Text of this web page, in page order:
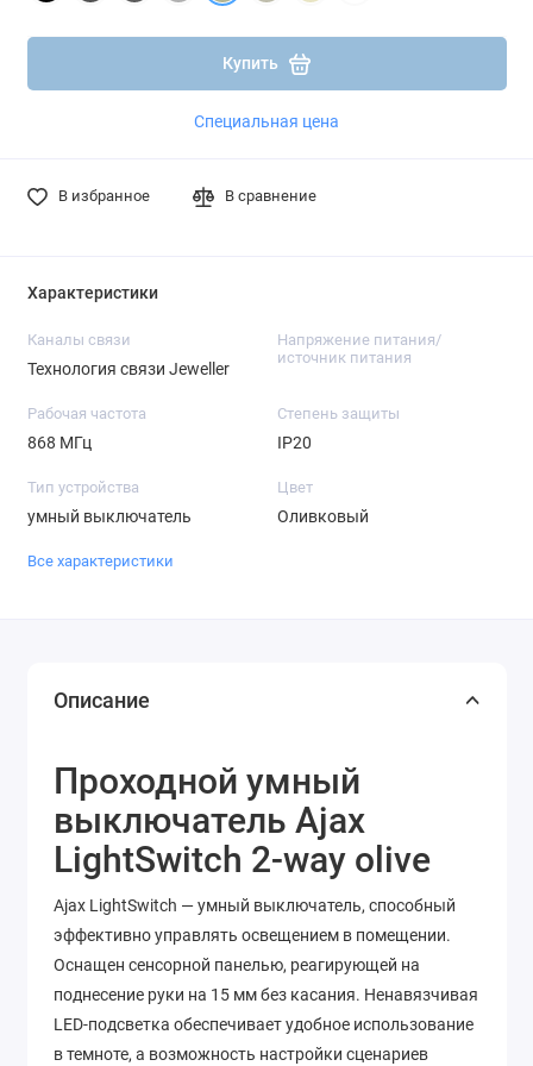
Купить
Специальная цена
В избранное В сравнение
Характеристики
Каналы связи
Технология связи Jeweller
Напряжение питания/
источник питания
Рабочая частота
868 МГц
Степень защиты
IP20
Тип устройства
умный выключатель
Цвет
Оливковый
Все характеристики
Описание
Проходной умный
выключатель Ajax
LightSwitch 2-way olive
Ajax LightSwitch — умный выключатель, способный
эффективно управлять освещением в помещении.
Оснащен сенсорной панелью, реагирующей на
поднесение руки на 15 мм без касания. Ненавязчивая
LED-подсветка обеспечивает удобное использование
в темноте, а возможность настройки сценариев